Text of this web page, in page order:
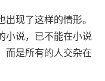
现了这样的情形。
小说，已不能在小说
而是所有的人交杂在